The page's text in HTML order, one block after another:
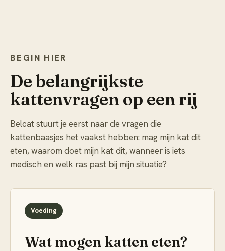
BEGIN HIER
De belangrijkste
kattenvragen op een rij
Belcat stuurt je eerst naar de vragen die
kattenbaasjes het vaakst hebben: mag mijn kat dit
eten, waarom doet mijn kat dit, wanneer is iets
medisch en welk ras past bij mijn situatie?
Voeding
Wat mogen katten eten?